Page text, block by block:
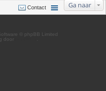
Ga naar
Contact
© phpBB Limited
door
.